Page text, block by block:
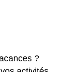
?